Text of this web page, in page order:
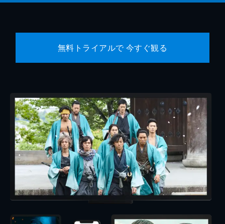
無料トライアルで 今すぐ観る